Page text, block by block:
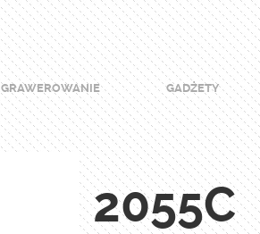
GRAWEROWANIE GADŻETY
2055C